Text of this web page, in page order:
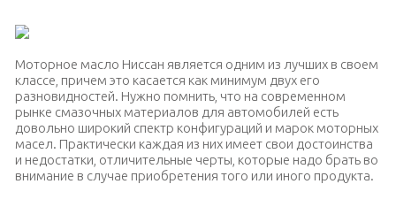
Моторное масло Ниссан является одним из лучших в своем
классе, причем это касается как минимум двух его
разновидностей. Нужно помнить, что на современном
рынке смазочных материалов для автомобилей есть
довольно широкий спектр конфигураций и марок моторных
масел. Практически каждая из них имеет свои достоинства
и недостатки, отличительные черты, которые надо брать во
внимание в случае приобретения того или иного продукта.